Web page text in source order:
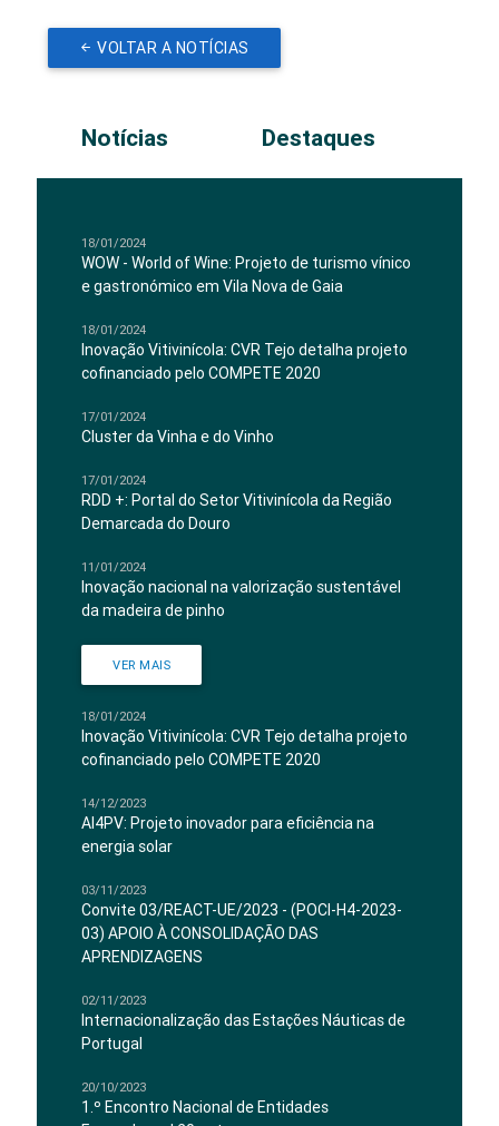
VOLTAR A NOTÍCIAS
Notícias Destaques
18/01/2024
WOW - World of Wine: Projeto de turismo vínico
e gastronómico em Vila Nova de Gaia
18/01/2024
Inovação Vitivinícola: CVR Tejo detalha projeto
cofinanciado pelo COMPETE 2020
17/01/2024
Cluster da Vinha e do Vinho
17/01/2024
RDD +: Portal do Setor Vitivinícola da Região
Demarcada do Douro
11/01/2024
Inovação nacional na valorização sustentável
da madeira de pinho
VER MAIS
18/01/2024
Inovação Vitivinícola: CVR Tejo detalha projeto
cofinanciado pelo COMPETE 2020
14/12/2023
AI4PV: Projeto inovador para eficiência na
energia solar
03/11/2023
Convite 03/REACT-UE/2023 - (POCI-H4-2023-
03) APOIO À CONSOLIDAÇÃO DAS
APRENDIZAGENS
02/11/2023
Internacionalização das Estações Náuticas de
Portugal
20/10/2023
1.º Encontro Nacional de Entidades